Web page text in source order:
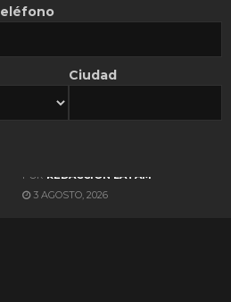
ES NOTICIA
POR REDACCIÓN LATAM
3 AGOSTO, 2026
Ciudad